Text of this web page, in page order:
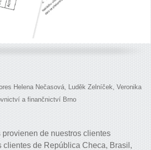
Helena Nečasová, Luděk Zelníček, Veronika
a finančnictví Brno
de nuestros clientes
de República Checa, Brasil,